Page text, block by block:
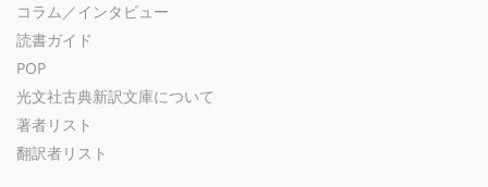
コラム／インタビュー
読書ガイド
POP
光文社古典新訳文庫について
著者リスト
翻訳者リスト